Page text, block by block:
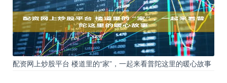
配资网上炒股平台 楼道里的“家”，一起来看普陀这里的暖心故事